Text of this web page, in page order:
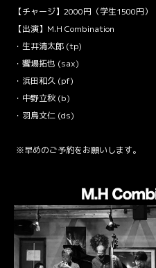
【チャージ】2000円（学生1500円）
【出演】M.H Combination
・生井清太郎 (tp)
・饗場拓也 (sax)
・浜田和久 (pf)
・中野立秋 (b)
・羽鳥文仁 (ds)
※早めのご予約をお願いします。